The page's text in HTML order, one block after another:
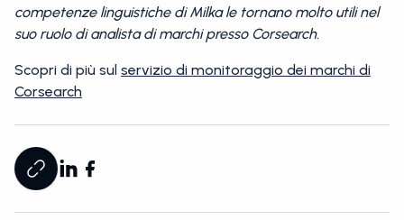
competenze linguistiche di Milka le tornano molto utili nel
suo ruolo di analista di marchi presso Corsearch.
Scopri di più sul servizio di monitoraggio dei marchi di
Corsearch